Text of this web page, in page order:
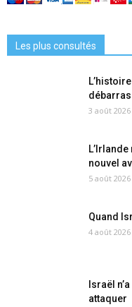
Les plus consultés
3 août 2026
nouvel
5 août 2026
Quand
4 août 2026
Israël
attaquer